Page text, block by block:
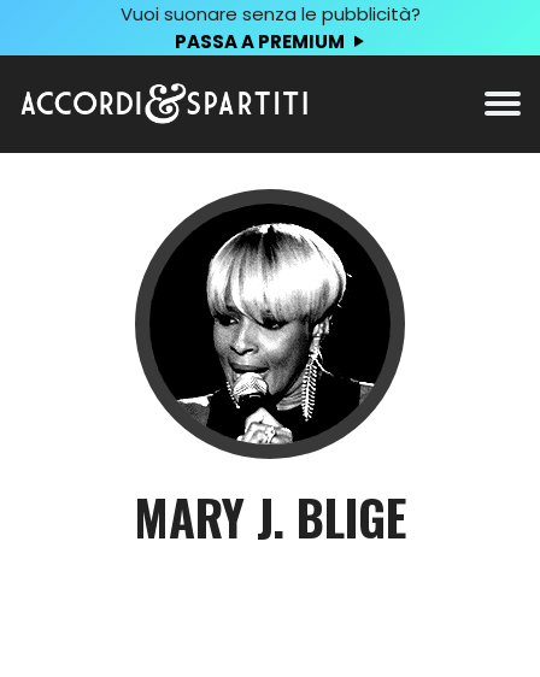
Vuoi suonare senza le pubblicità?
PASSA A PREMIUM
MARY J. BLIGE